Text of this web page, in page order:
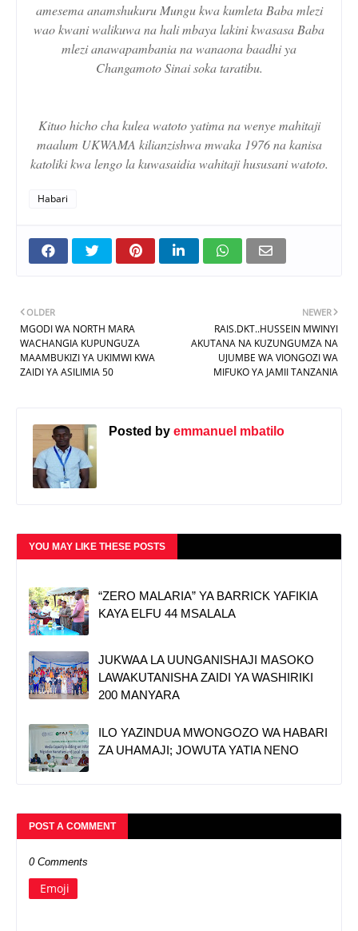
amesema anamshukuru Mungu kwa kumleta Baba mlezi
wao kwani walikuwa na hali mbaya lakini kwasasa Baba
mlezi anawapambania na wanaona baadhi ya
Changamoto Sinai soka taratibu.
Kituo hicho cha kulea watoto yatima na wenye mahitaji
maalum UKWAMA kilianzishwa mwaka 1976 na kanisa
katoliki kwa lengo la kuwasaidia wahitaji hususani watoto.
Habari
NEWER
RAIS.DKT..HUSSEIN MWINYI
AKUTANA NA KUZUNGUMZA NA
UJUMBE WA VIONGOZI WA
MIFUKO YA JAMII TANZANIA
OLDER
MGODI WA NORTH MARA
WACHANGIA KUPUNGUZA
MAAMBUKIZI YA UKIMWI KWA
ZAIDI YA ASILIMIA 50
Posted by emmanuel mbatilo
YOU MAY LIKE THESE POSTS
“ZERO MALARIA” YA BARRICK YAFIKIA
KAYA ELFU 44 MSALALA
JUKWAA LA UUNGANISHAJI MASOKO
LAWAKUTANISHA ZAIDI YA WASHIRIKI
200 MANYARA
ILO YAZINDUA MWONGOZO WA HABARI
ZA UHAMAJI; JOWUTA YATIA NENO
POST A COMMENT
0 Comments
Emoji